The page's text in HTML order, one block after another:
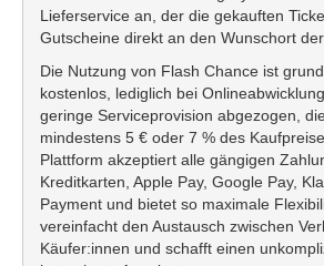
Lieferservice an, der die gekauften
Gutscheine direkt an den Wunschort
Die Nutzung von Flash Chance ist
kostenlos, lediglich bei
geringe Serviceprovision abgezogen,
mindestens 5 € oder 7 % des
Plattform akzeptiert alle gängigen
Kreditkarten, Apple Pay, Google Pay,
Payment und bietet so maximale
vereinfacht den Austausch zwischen
Käufer:innen und schafft einen